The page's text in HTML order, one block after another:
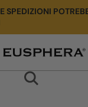
SPEDIZIONI